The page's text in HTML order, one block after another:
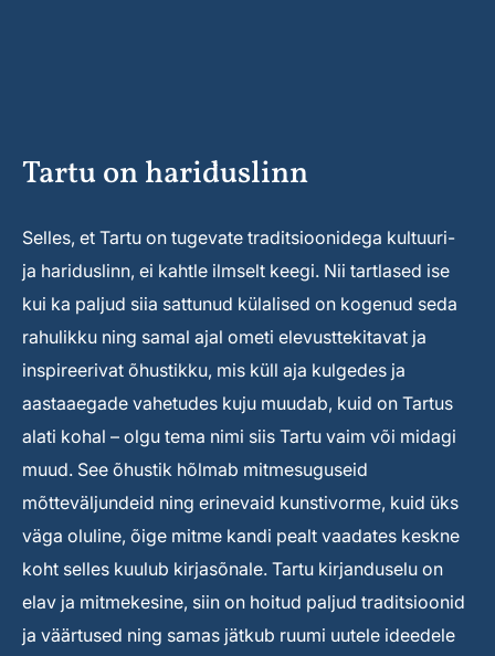
Tartu on hariduslinn
Selles, et Tartu on tugevate traditsioonidega kultuuri-
ja hariduslinn, ei kahtle ilmselt keegi. Nii tartlased ise
kui ka paljud siia sattunud külalised on kogenud seda
rahulikku ning samal ajal ometi elevusttekitavat ja
inspireerivat õhustikku, mis küll aja kulgedes ja
aastaaegade vahetudes kuju muudab, kuid on Tartus
alati kohal – olgu tema nimi siis Tartu vaim või midagi
muud. See õhustik hõlmab mitmesuguseid
mõtteväljundeid ning erinevaid kunstivorme, kuid üks
väga oluline, õige mitme kandi pealt vaadates keskne
koht selles kuulub kirjasõnale. Tartu kirjanduselu on
elav ja mitmekesine, siin on hoitud paljud traditsioonid
ja väärtused ning samas jätkub ruumi uutele ideedele